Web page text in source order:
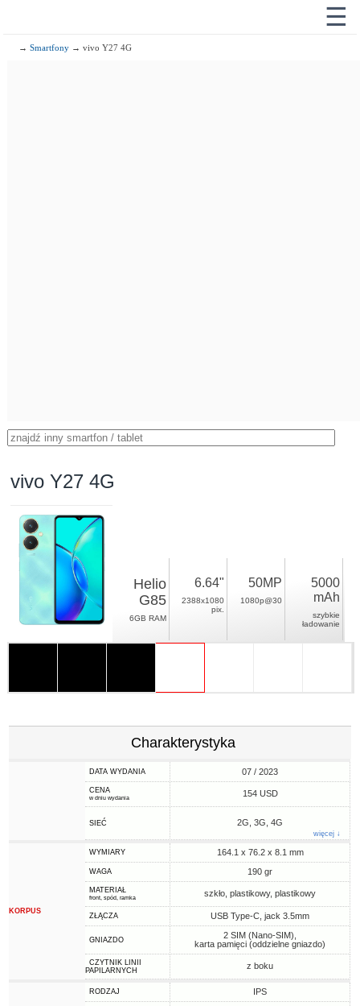
☰
→Smartfony → vivo Y27 4G
vivo Y27 4G
Helio
G85
6GB RAM
6.64"
2388x1080
pix.
50MP
1080p@30
5000
mAh
szybkie
ładowanie
Charakterystyka
DATA WYDANIA 07 / 2023
CENA
w dniu wydania 154 USD
SIEĆ 2G, 3G, 4G
więcej ↓
KORPUS
WYMIARY 164.1 x 76.2 x 8.1 mm
WAGA 190 gr
MATERIAŁ
front, spód, ramka szkło, plastikowy, plastikowy
ZŁĄCZA USB Type-C, jack 3.5mm
GNIAZDO
2 SIM (Nano-SIM),
karta pamięci (oddzielne gniazdo)
CZYTNIK LINII
PAPILARNYCH
z boku
RODZAJ IPS